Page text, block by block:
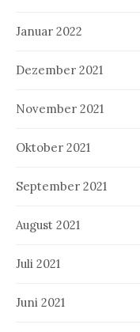
Januar 2022
Dezember 2021
November 2021
Oktober 2021
September 2021
August 2021
Juli 2021
Juni 2021